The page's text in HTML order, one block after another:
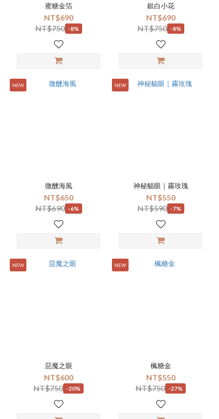
蜜糖金箔
NT$690
NT$750 -8%
銀白小花
NT$690
NT$750 -8%
NEW
微醺海風
NT$650
NT$690 -6%
NEW
神秘貓眼｜霧玫瑰
NT$550
NT$590 -7%
NEW
惡魔之眼
NT$600
NT$750 -20%
NEW
楓糖金
NT$550
NT$750 -27%